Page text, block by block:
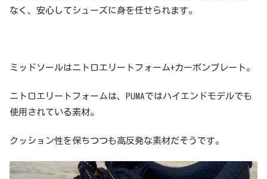
なく、安心してシューズに身を任せられます。
ミッドソールはニトロエリートフォーム+カーボンプレート。
ニトロエリートフォームは、PUMAではハイエンドモデルでも
使用されている素材。
クッション性を保ちつつも高反発な素材だそうです。